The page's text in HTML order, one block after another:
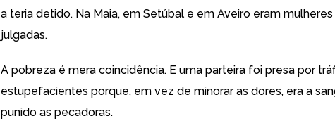
a teria detido. Na Maia, em Setúbal e em Aveiro eram
julgadas.
A pobreza é mera coincidência. E uma parteira foi presa por
estupefacientes porque, em vez de minorar as dores, era a
punido as pecadoras.